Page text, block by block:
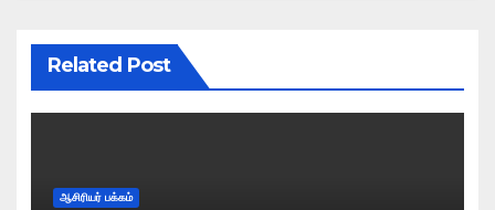
Related Post
ஆசிரியர் பக்கம்